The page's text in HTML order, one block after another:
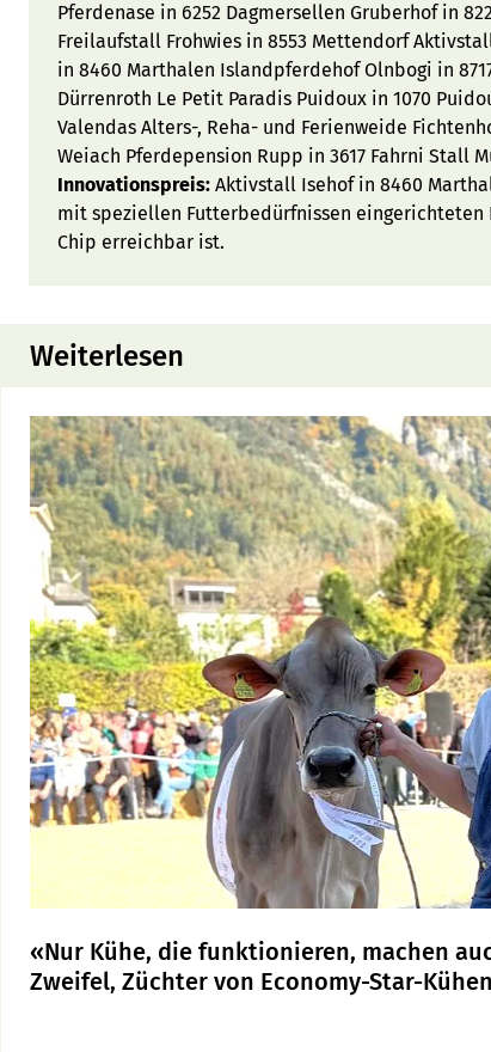
Pferdenase in 6252 Dagmersellen Gruberhof in
Freilaufstall Frohwies in 8553 Mettendorf
in 8460 Marthalen Islandpferdehof Olnbogi in
Dürrenroth Le Petit Paradis Puidoux in 1070
Valendas Alters-, Reha- und Ferienweide
Weiach Pferdepension Rupp in 3617 Fahrni Stall
Innovationspreis: Aktivstall Isehof in 8460
mit speziellen Futterbedürfnissen
Chip erreichbar ist.
Weiterlesen
«Nur Kühe, die funktionieren, machen
Zweifel, Züchter von Economy-Star-Kühen